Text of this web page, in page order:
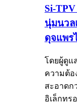
Si-
นุ่มนวล
ดุจแพร
โดยผู้ดูแ
ความต้
สะอาดก
อิเล็กทร